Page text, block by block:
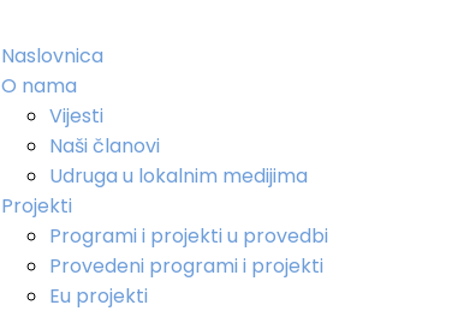
Naslovnica
O nama
Vijesti
Naši članovi
Udruga u lokalnim medijima
Projekti
Programi i projekti u provedbi
Provedeni programi i projekti
Eu projekti